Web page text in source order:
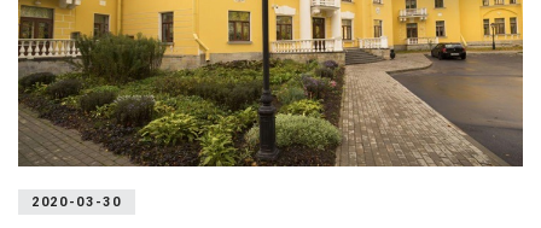
2020-03-30